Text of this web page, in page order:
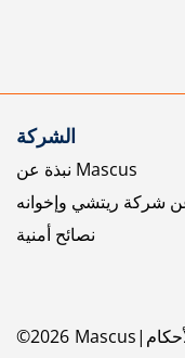
الشركة
نبذة عن Mascus
شركة ريتشي وإخوانه
نصائح أمنية
©2026 Mascus